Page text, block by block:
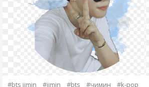
#bts jimin #jimin #bts #чимин
#k-pop